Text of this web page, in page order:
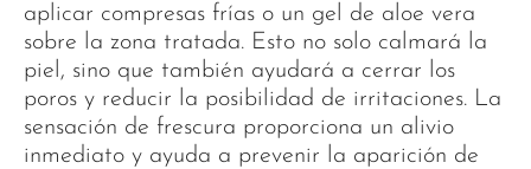
aplicar compresas frías o un gel de aloe vera
sobre la zona tratada. Esto no solo calmará la
piel, sino que también ayudará a cerrar los
poros y reducir la posibilidad de irritaciones. La
sensación de frescura proporciona un alivio
inmediato y ayuda a prevenir la aparición de